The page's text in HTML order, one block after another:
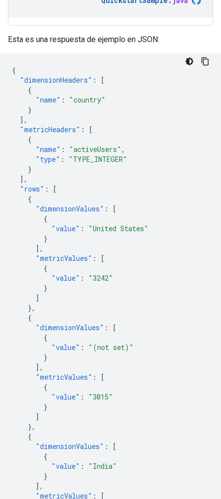
Esta es una respuesta de ejemplo en JSON:
{
"dimensionHeaders" :
[
{
"name" :
"country"
}
],
"metricHeaders" :
[
{
"name" : "activeUsers" ,
"type" :
"TYPE_INTEGER"
}
],
"rows" :
[
{
"dimensionValues" :
[
{
"value" :
"United States"
}
],
"metricValues" :
[
{
"value" :
"3242"
}
]
},
{
"dimensionValues" :
[
{
"value" :
"(not set)"
}
],
"metricValues" :
[
{
"value" :
"3015"
}
]
},
{
"dimensionValues" :
[
{
"value" :
"India"
}
],
"metricValues" :
[